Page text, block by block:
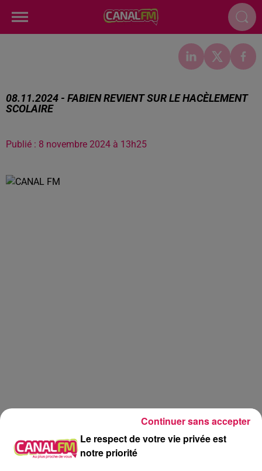
08.11.2024 - FABIEN REVIENT SUR LE HACÈLEMENT
SCOLAIRE
Publié : 8 novembre 2024 à 13h25
Le respect de votre vie privée est
notre priorité
Continuer sans accepter